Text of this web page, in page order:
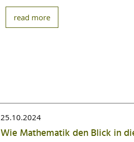
read more
25.10.2024
Wie Mathematik den Blick in